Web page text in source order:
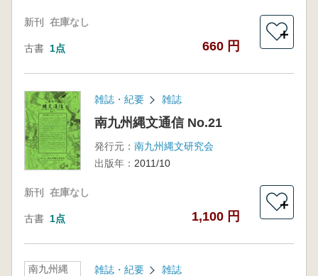
新刊 在庫なし
古書 1点 660 円
＋
雑誌・紀要 雑誌
南九州縄文通信 No.21
発行元： 南九州縄文研究会
出版年： 2011/10
新刊 在庫なし
古書 1点 1,100 円
＋
南九州縄
雑誌・紀要 雑誌